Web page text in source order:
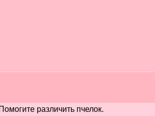
различить пчелок.